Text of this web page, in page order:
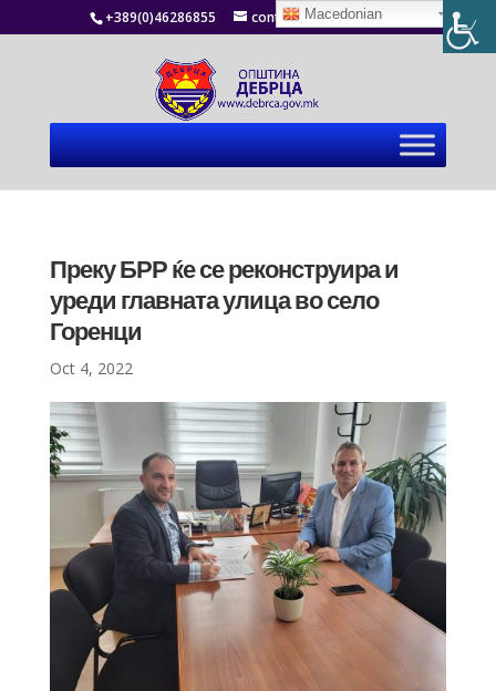
+389(0)46286855 contact@debrca.gov.mk
Преку БРР ќе се реконструира и
уреди главната улица во село
Горенци
Oct 4, 2022
Macedonian